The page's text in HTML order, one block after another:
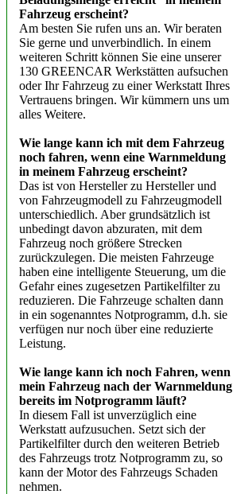
Fahrzeug erscheint?
Am besten Sie rufen uns an. Wir beraten
Sie gerne und unverbindlich. In einem
weiteren Schritt können Sie eine unserer
130 GREENCAR Werkstätten aufsuchen
oder Ihr Fahrzeug zu einer Werkstatt Ihres
Vertrauens bringen. Wir kümmern uns um
alles Weitere.
Wie lange kann ich mit dem Fahrzeug
noch fahren, wenn eine Warnmeldung
in meinem Fahrzeug erscheint?
Das ist von Hersteller zu Hersteller und
von Fahrzeugmodell zu Fahrzeugmodell
unterschiedlich. Aber grundsätzlich ist
unbedingt davon abzuraten, mit dem
Fahrzeug noch größere Strecken
zurückzulegen. Die meisten Fahrzeuge
haben eine intelligente Steuerung, um die
Gefahr eines zugesetzen Partikelfilter zu
reduzieren. Die Fahrzeuge schalten dann
in ein sogenanntes Notprogramm, d.h. sie
verfügen nur noch über eine reduzierte
Leistung.
Wie lange kann ich noch Fahren, wenn
mein Fahrzeug nach der Warnmeldung
bereits im Notprogramm läuft?
In diesem Fall ist unverzüglich eine
Werkstatt aufzusuchen. Setzt sich der
Partikelfilter durch den weiteren Betrieb
des Fahrzeugs trotz Notprogramm zu, so
kann der Motor des Fahrzeugs Schaden
nehmen.